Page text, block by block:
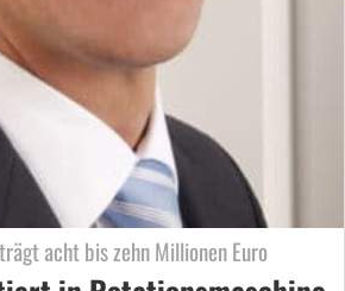
acht bis zehn Millionen Euro